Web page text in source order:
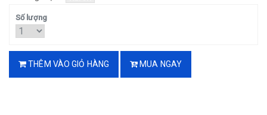
Số lượng
THÊM VÀO GIỎ HÀNG MUA NGAY